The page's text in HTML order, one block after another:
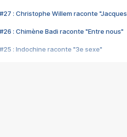
#27 : Christophe Willem raconte
#26 : Chimène Badi raconte "Entre nous"
#25 : Indochine raconte "3e sexe"